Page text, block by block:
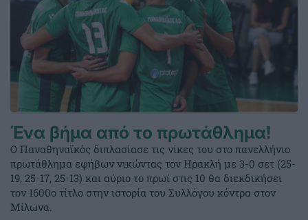
Ένα βήμα από το πρωτάθλημα!
Ο Παναθηναϊκός διπλασίασε τις νίκες του στο πανελλήνιο
πρωτάθλημα εφήβων νικώντας τον Ηρακλή με 3-0 σετ (25-
19, 25-17, 25-13) και αύριο το πρωί στις 10 θα διεκδικήσει
τον 1600ο τίτλο στην ιστορία του Συλλόγου κόντρα στον
Μίλωνα.